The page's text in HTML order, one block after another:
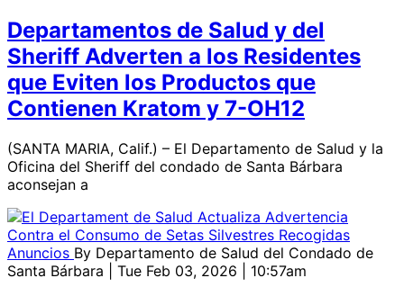
Departamentos de Salud y del
Sheriff Adverten a los Residentes
que Eviten los Productos que
Contienen Kratom y 7-OH12
(SANTA MARIA, Calif.) – El Departamento de Salud y la
Oficina del Sheriff del condado de Santa Bárbara
aconsejan a
Anuncios By Departamento de Salud del Condado de
Santa Bárbara
| Tue Feb 03, 2026 | 10:57am